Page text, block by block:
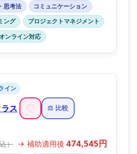
思考法
コミュニケーション
ング
プロジェクトマネジメント
ンライン対応
イン
ス ♡ ⚖️ 比較
） → 補助適用後 474,545円